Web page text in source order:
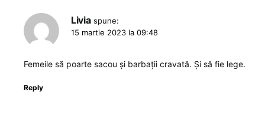
Livia spune:
15 martie 2023 la 09:48
Femeile să poarte sacou și barbații cravată. Și să fie lege.
Reply